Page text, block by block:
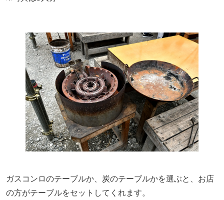
ガスコンロのテーブルか、炭のテーブルかを選ぶと、お店
の方がテーブルをセットしてくれます。